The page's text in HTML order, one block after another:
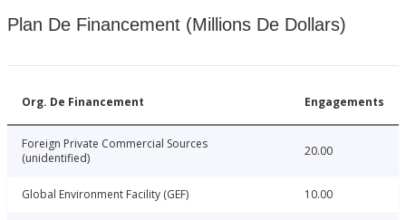
Plan De Financement (Millions De Dollars)
Org. De Financement Engagements
Foreign Private Commercial Sources
(unidentified)
20.00
Global Environment Facility (GEF) 10.00